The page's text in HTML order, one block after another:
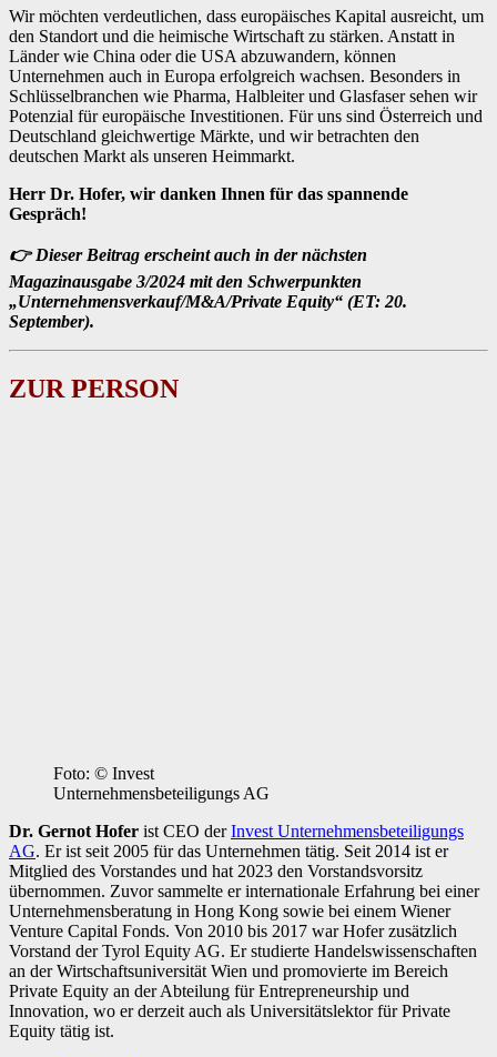
Wir möchten verdeutlichen, dass europäisches Kapital ausreicht, um
den Standort und die heimische Wirtschaft zu stärken. Anstatt in
Länder wie China oder die USA abzuwandern, können
Unternehmen auch in Europa erfolgreich wachsen. Besonders in
Schlüsselbranchen wie Pharma, Halbleiter und Glasfaser sehen wir
Potenzial für europäische Investitionen. Für uns sind Österreich und
Deutschland gleichwertige Märkte, und wir betrachten den
deutschen Markt als unseren Heimmarkt.
Herr Dr. Hofer, wir danken Ihnen für das spannende
Gespräch!
👉 Dieser Beitrag erscheint auch in der nächsten
Magazinausgabe 3/2024 mit den Schwerpunkten
„Unternehmensverkauf/M&A/Private Equity“ (ET: 20.
September).
ZUR PERSON
Foto: © Invest
Unternehmensbeteiligungs AG
Dr. Gernot Hofer ist CEO derInvest Unternehmensbeteiligungs
AG. Er ist seit 2005 für das Unternehmen tätig. Seit 2014 ist er
Mitglied des Vorstandes und hat 2023 den Vorstandsvorsitz
übernommen. Zuvor sammelte er internationale Erfahrung bei einer
Unternehmensberatung in Hong Kong sowie bei einem Wiener
Venture Capital Fonds. Von 2010 bis 2017 war Hofer zusätzlich
Vorstand der Tyrol Equity AG. Er studierte Handelswissenschaften
an der Wirtschaftsuniversität Wien und promovierte im Bereich
Private Equity an der Abteilung für Entrepreneurship und
Innovation, wo er derzeit auch als Universitätslektor für Private
Equity tätig ist.